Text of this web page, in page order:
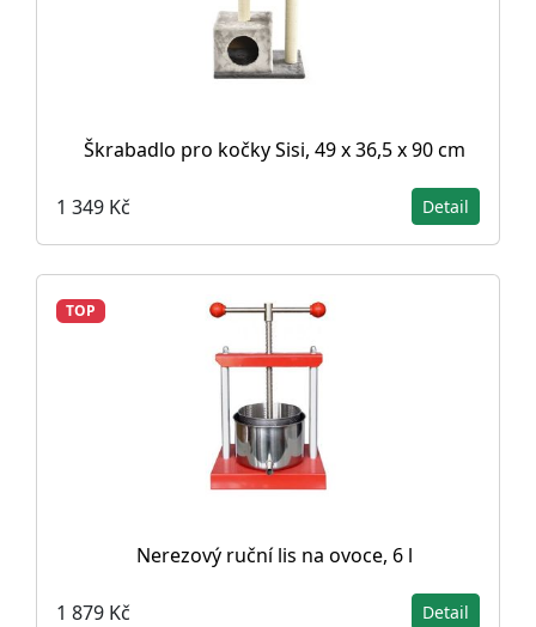
Škrabadlo pro kočky Sisi, 49 x 36,5 x 90 cm
1 349 Kč Detail
TOP
Nerezový ruční lis na ovoce, 6 l
1 879 Kč Detail